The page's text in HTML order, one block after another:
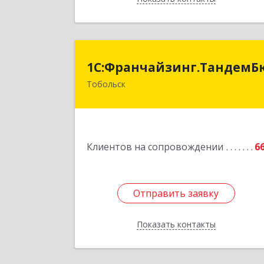
Тобольск
Клиентов на сопровождении
Отправить заявку
Показать контакты
1С:Франчайзинг.ТандемБюджет
Отправить заявку
Назад